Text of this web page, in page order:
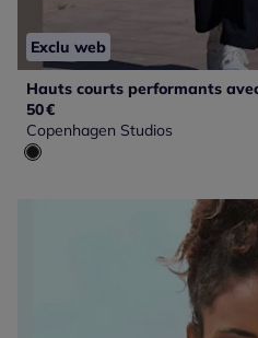
Exclu web
50€
Copenhagen Studios